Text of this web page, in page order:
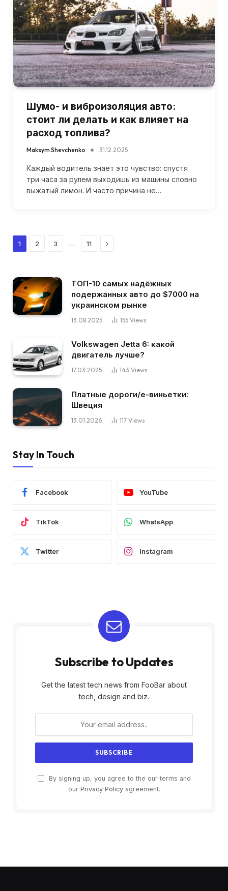
Шумо- и виброизоляция авто:
стоит ли делать и как влияет на
расход топлива?
Maksym Shevchenko 31.12.2025
Каждый водитель знает это чувство: спустя
три часа за рулем выходишь из машины словно
выжатый лимон. И часто причина не…
1 2 3 … 11 Next
ТОП-10 самых надёжных
подержанных авто до $7000 на
украинском рынке
13.08.2025 155 Views
Volkswagen Jetta 6: какой
двигатель лучше?
17.03.2025 143 Views
Платные дороги/е-виньетки:
Швеция
13.01.2026 117 Views
Stay In Touch
Facebook YouTube
TikTok WhatsApp
Twitter Instagram
Subscribe to Updates
Get the latest tech news from FooBar about
tech, design and biz.
By signing up, you agree to the our terms and
our Privacy Policyagreement.